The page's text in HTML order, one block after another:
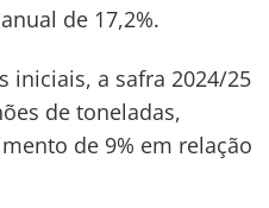
de 17,2%.
iniciais, a safra 2024/25
de toneladas,
de 9% em relação